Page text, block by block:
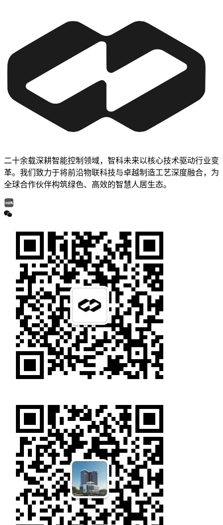
二十余载深耕智能控制领域，智科未来以核心技术驱动行业变
革。我们致力于将前沿物联科技与卓越制造工艺深度融合，为
全球合作伙伴构筑绿色、高效的智慧人居生态。